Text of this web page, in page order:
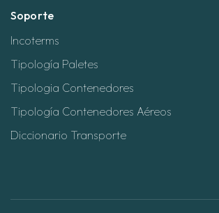
Soporte
Incoterms
Tipología Paletes
Tipologia Contenedores
Tipología Contenedores Aéreos
Diccionario Transporte